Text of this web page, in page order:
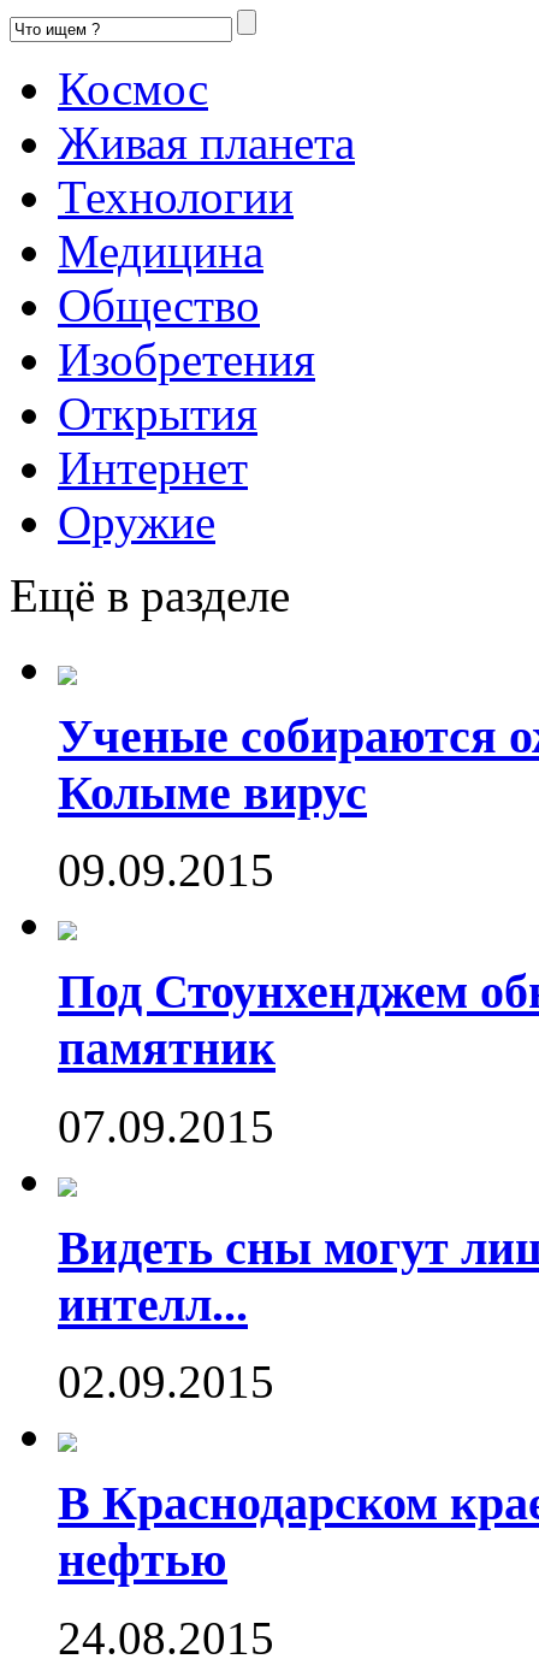
Космос
Живая планета
Технологии
Медицина
Общество
Изобретения
Открытия
Интернет
Оружие
Ещё в разделе
Ученые собираются
Колыме вирус
09.09.2015
Под Стоунхенджем
памятник
07.09.2015
Видеть сны могут
интелл...
02.09.2015
В Краснодарском
нефтью
24.08.2015